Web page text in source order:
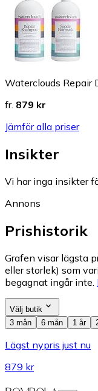
Waterclouds Repair
fr. 879 kr
Jämför alla priser
Insikter
Vi har inga insikter
Annons
Prishistorik
Grafen visar lägsta
eller storlek) som
begagnat ingår inte.
Välj butik
3 mån
6 mån 1 år
Lägst nypris just nu
879 kr